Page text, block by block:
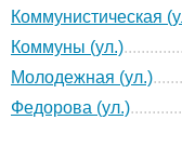
Коммунистическая
Коммуны (ул.)
Молодежная (ул.)
Федорова (ул.)